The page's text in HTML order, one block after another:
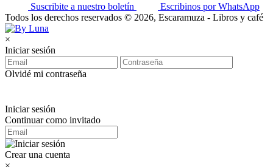
Suscribite a nuestro boletín
Escribinos por WhatsApp
Todos los derechos reservados © 2026, Escaramuza - Libros y café
×
Iniciar sesión
Olvidé mi contraseña
Iniciar sesión
Continuar como invitado
Crear una cuenta